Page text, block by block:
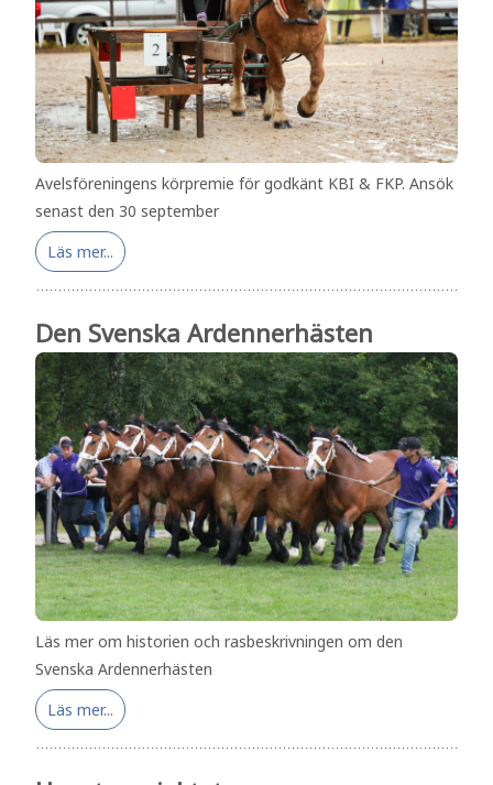
Avelsföreningens körpremie för godkänt KBI & FKP. Ansök
senast den 30 september
Läs mer...
Den Svenska Ardennerhästen
Läs mer om historien och rasbeskrivningen om den
Svenska Ardennerhästen
Läs mer...